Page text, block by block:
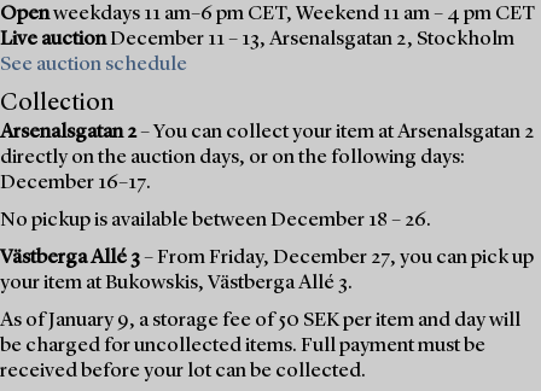
Openweekdays 11 am–6 pm CET, Weekend 11 am – 4 pm CET
Live auctionDecember 11 – 13, Arsenalsgatan 2, Stockholm
See auction schedule
Collection
Arsenalsgatan 2– You can collect your item at Arsenalsgatan 2
directly on the auction days, or on the following days:
December 16–17.
No pickup is available between December 18 – 26.
Västberga Allé 3– From Friday, December 27, you can pick up
your item at Bukowskis, Västberga Allé 3.
As of January 9, a storage fee of 50 SEK per item and day will
be charged for uncollected items. Full payment must be
received before your lot can be collected.